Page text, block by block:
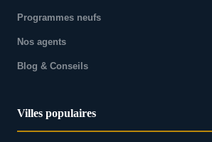
Programmes neufs
Nos agents
Blog & Conseils
Villes populaires